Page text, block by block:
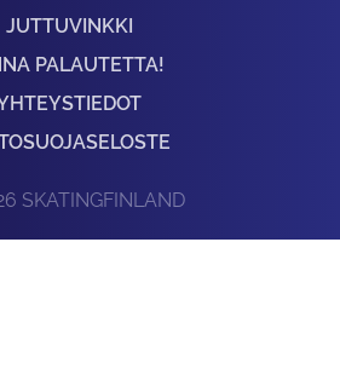
JUTTUVINKKI
PALAUTETTA!
SKATINGFINLAND